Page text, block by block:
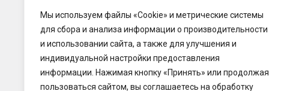
Мы используем файлы «Cookie» и метрические системы
для сбора и анализа информации о производительности
и использовании сайта, а также для улучшения и
индивидуальной настройки предоставления
информации. Нажимая кнопку «Принять» или продолжая
пользоваться сайтом, вы соглашаетесь на обработку
Агентство АКРА подтвердило кредитный рейтинг
Страхового Дома ВСК на уровне АА(RU), прогноз
«Стабильный».